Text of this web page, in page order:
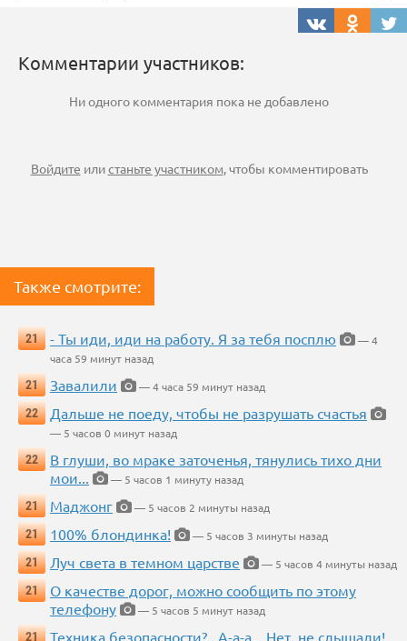
Комментарии участников:
Ни одного комментария пока не добавлено
Войдите илистаньте участником, чтобы комментировать
Также смотрите:
21 - Ты иди, иди на работу. Я за тебя посплю
— 4
часа 59 минут назад
21
Завалили
— 4 часа 59 минут назад
22
Дальше не поеду, чтобы не разрушать счастья
— 5 часов 0 минут назад
22
В глуши, во мраке заточенья, тянулись тихо дни
мои...
— 5 часов 1 минуту назад
21
Маджонг
— 5 часов 2 минуты назад
21
100% блондинка!
— 5 часов 3 минуты назад
21
Луч света в темном царстве
— 5 часов 4 минуты назад
21
О качестве дорог, можно сообщить по этому
телефону
— 5 часов 5 минут назад
21
Техника безопасности?.. А-а-а... Нет, не слышали!